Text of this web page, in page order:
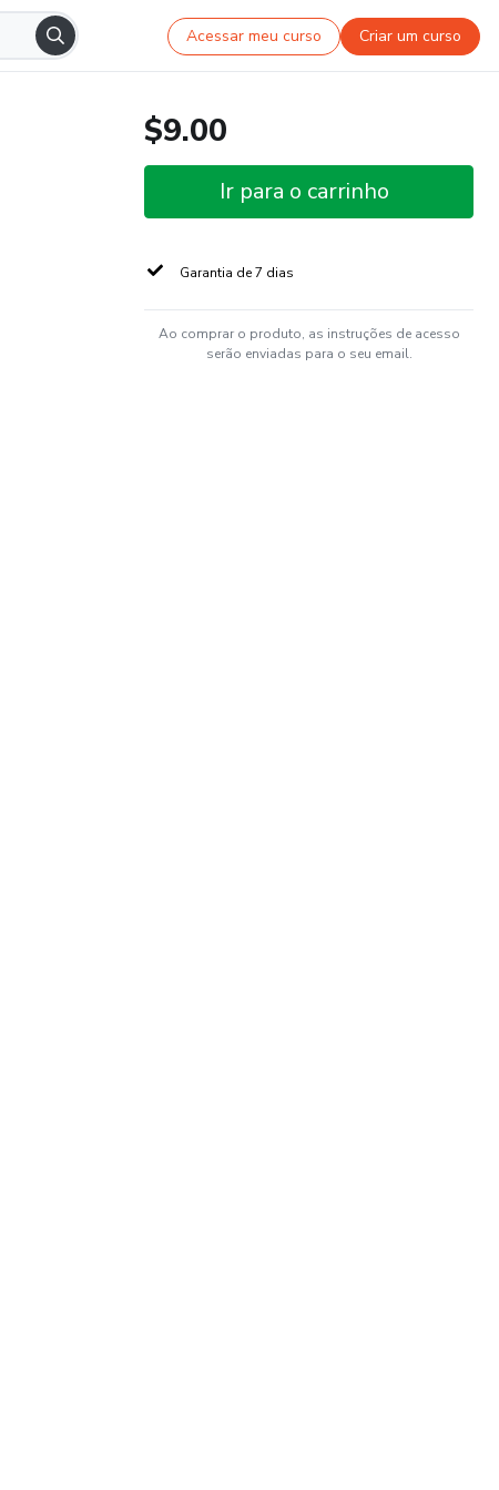
Acessar meu curso Criar um curso
$9.00
Ir para o carrinho
Garantia de 7 dias
Ao comprar o produto, as instruções de acesso
serão enviadas para o seu email.